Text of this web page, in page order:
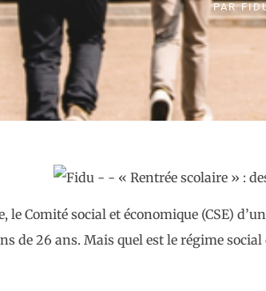
PAR
le Comité social et économique (CSE)
de 26 ans. Mais quel est le régime